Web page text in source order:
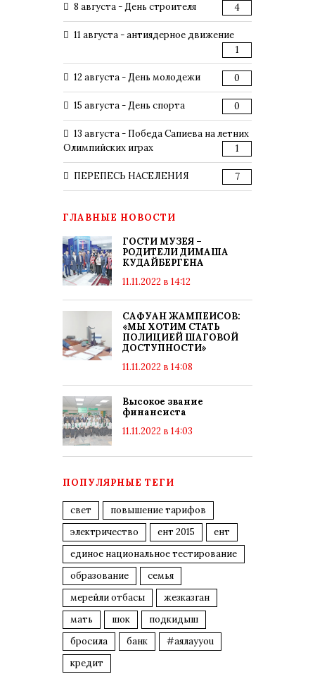
8 августа - День строителя 4
11 августа - антиядерное движение
1
12 августа - День молодежи 0
15 августа - День спорта 0
13 августа - Победа Сапиева на летних
Олимпийских играх
1
ПЕРЕПЕСЬ НАСЕЛЕНИЯ 7
ГЛАВНЫЕ НОВОСТИ
ГОСТИ МУЗЕЯ –
РОДИТЕЛИ ДИМАША
КУДАЙБЕРГЕНА
11.11.2022 в 14:12
САФУАН ЖАМПЕИСОВ:
«МЫ ХОТИМ СТАТЬ
ПОЛИЦИЕЙ ШАГОВОЙ
ДОСТУПНОСТИ»
11.11.2022 в 14:08
Высокое звание
финансиста
11.11.2022 в 14:03
ПОПУЛЯРНЫЕ ТЕГИ
свет
повышение тарифов
электричество
ент 2015
ент
единое национальное тестирование
образование
семья
мерейли отбасы
жезказган
мать
шок
подкидыш
бросила
банк
#аялауyou
кредит